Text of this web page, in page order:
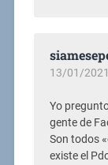
13/01/
Yo
gente de
Son todos
existe el